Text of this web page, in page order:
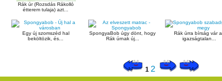
Rák úr (Rozsdás Rákolló
étterem tulaja) azt...
Egy új szomszéd hal
beköltözik, és...
SpongyaBob úgy dönt, hogy
Rák úrnak új...
Rák úrra bírság vár
igazságtalan...
1 2